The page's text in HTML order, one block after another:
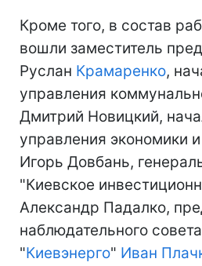
Кроме того, в состав
вошли заместитель
Руслан Крамаренко,
управления
Дмитрий Новицкий,
управления экономики
Игорь Довбань,
"Киевское
Александр Падалко,
наблюдательного
"Киевэнерго" Иван